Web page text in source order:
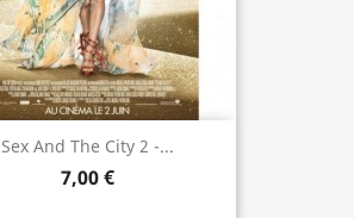
Sex And The City 2 -...
7,00 €